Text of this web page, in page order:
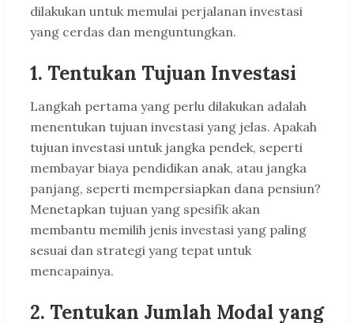
dilakukan untuk memulai perjalanan investasi
yang cerdas dan menguntungkan.
1. Tentukan Tujuan Investasi
Langkah pertama yang perlu dilakukan adalah
menentukan tujuan investasi yang jelas. Apakah
tujuan investasi untuk jangka pendek, seperti
membayar biaya pendidikan anak, atau jangka
panjang, seperti mempersiapkan dana pensiun?
Menetapkan tujuan yang spesifik akan
membantu memilih jenis investasi yang paling
sesuai dan strategi yang tepat untuk
mencapainya.
2. Tentukan Jumlah Modal yang